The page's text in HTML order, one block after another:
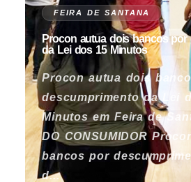
FEIRA DE SANTANA
Procon autua dois bancos por
da Lei dos 15 Minutos
Procon autua dois
descumprimento da Lei
Minutos em Feira de
DO CONSUMIDOR
bancos por
d...